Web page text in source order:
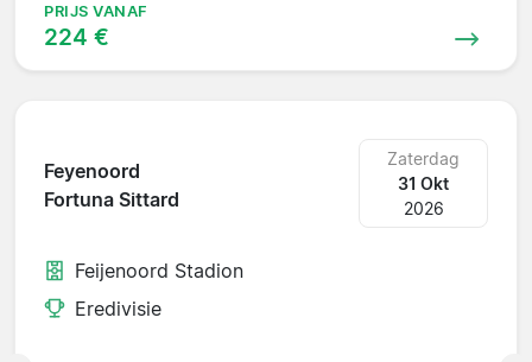
PRIJS VANAF
224 €
Feyenoord
Fortuna Sittard
Zaterdag
31 Okt
2026
Feijenoord Stadion
Eredivisie